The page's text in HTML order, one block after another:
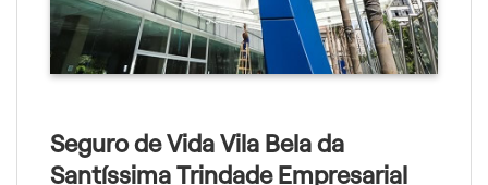
Seguro de Vida Vila Bela da
Santíssima Trindade Empresarial